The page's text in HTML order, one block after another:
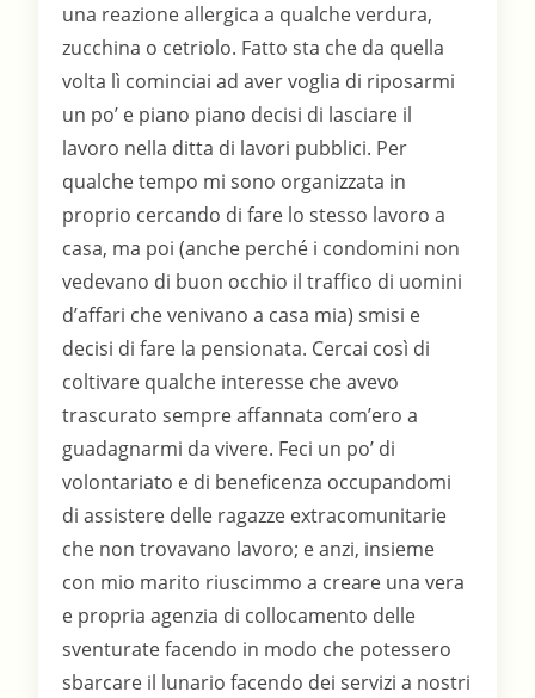
una reazione allergica a qualche verdura,
zucchina o cetriolo. Fatto sta che da quella
volta lì cominciai ad aver voglia di riposarmi
un po’ e piano piano decisi di lasciare il
lavoro nella ditta di lavori pubblici. Per
qualche tempo mi sono organizzata in
proprio cercando di fare lo stesso lavoro a
casa, ma poi (anche perché i condomini non
vedevano di buon occhio il traffico di uomini
d’affari che venivano a casa mia) smisi e
decisi di fare la pensionata. Cercai così di
coltivare qualche interesse che avevo
trascurato sempre affannata com’ero a
guadagnarmi da vivere. Feci un po’ di
volontariato e di beneficenza occupandomi
di assistere delle ragazze extracomunitarie
che non trovavano lavoro; e anzi, insieme
con mio marito riuscimmo a creare una vera
e propria agenzia di collocamento delle
sventurate facendo in modo che potessero
sbarcare il lunario facendo dei servizi a nostri